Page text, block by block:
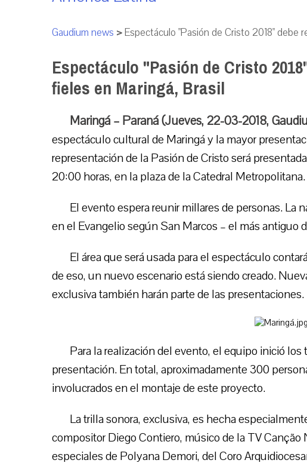
Gaudium news >Espectáculo "Pasión de Cristo 2018" debe
Espectáculo "Pasión de Cristo
fieles en Maringá, Brasil
Maringá – Paraná (Jueves, 22-03-2018,
espectáculo cultural de Maringá y la mayor
representación de la Pasión de Cristo será
20:00 horas, en la plaza de la Catedral Metropolitana.
El evento espera reunir millares de personas. La
en el Evangelio según San Marcos – el más antiguo
El área que será usada para el espectáculo
de eso, un nuevo escenario está siendo creado.
exclusiva también harán parte de las presentaciones.
Para la realización del evento, el equipo inició
presentación. En total, aproximadamente 300
involucrados en el montaje de este proyecto.
La trilla sonora, exclusiva, es hecha
compositor Diego Contiero, músico de la TV
especiales de Polyana Demori, del Coro